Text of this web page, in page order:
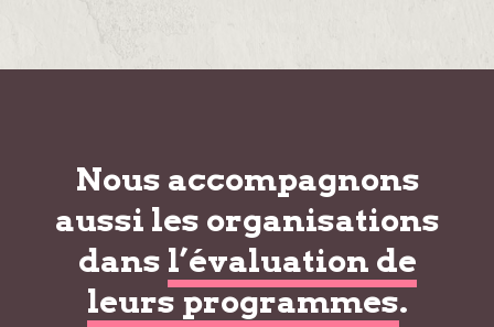
Nous accompagnons
aussi les organisations
dans l’évaluation de
leurs programmes.